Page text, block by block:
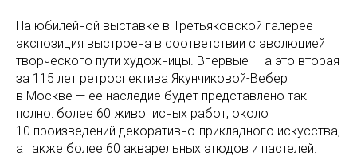
На юбилейной выставке в Третьяковской галерее
экспозиция выстроена в соответствии с эволюцией
творческого пути художницы. Впервые — а это вторая
за 115 лет ретроспектива Якунчиковой-Вебер
в Москве — ее наследие будет представлено так
полно: более 60 живописных работ, около
10 произведений декоративно-прикладного искусства,
а также более 60 акварельных этюдов и пастелей.